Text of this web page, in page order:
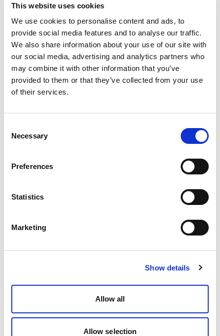
This website uses cookies
We use cookies to personalise content and ads, to
provide social media features and to analyse our traffic.
We also share information about your use of our site with
our social media, advertising and analytics partners who
may combine it with other information that you’ve
provided to them or that they’ve collected from your use
of their services.
Selection
Necessary
Preferences
Statistics
Marketing
Show details
Allow all
Allow selection